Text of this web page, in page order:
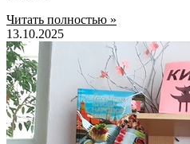
Читать полностью »
13.10.2025